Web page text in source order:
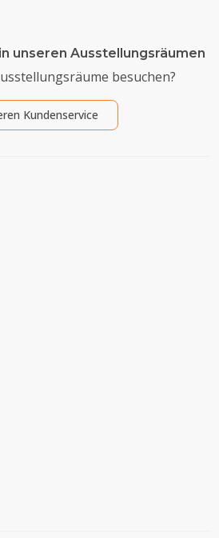
unseren Ausstellungsräumen
besuchen?
Kundenservice